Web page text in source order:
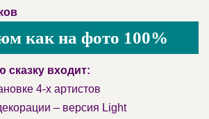
как на фото 100%
сказку входит:
4-х артистов
– версия Light